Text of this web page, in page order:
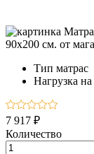
Тип матрас
Нагрузка
7 917 ₽
Количество